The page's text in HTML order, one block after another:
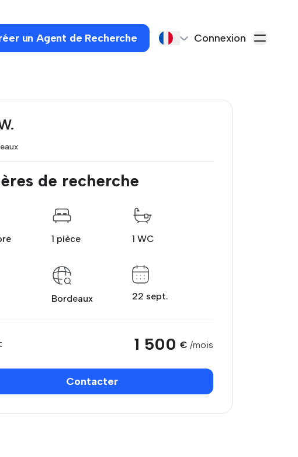
un Agent de Recherche Connexion
de recherche
1 pièce 1 WC
Bordeaux 22 sept.
1 500 € /mois
Contacter